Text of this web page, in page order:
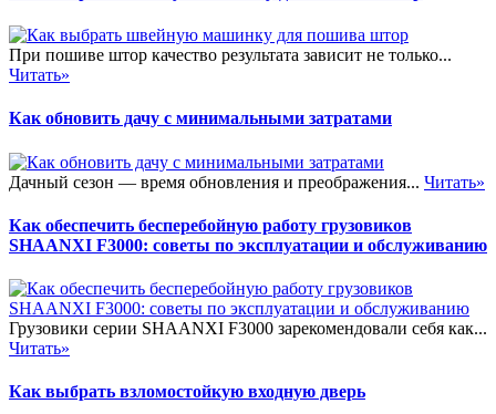
При пошиве штор качество результата зависит не только...
Читать»
Как обновить дачу с минимальными затратами
Дачный сезон — время обновления и преображения... Читать»
Как обеспечить бесперебойную работу грузовиков
SHAANXI F3000: советы по эксплуатации и обслуживанию
Грузовики серии SHAANXI F3000 зарекомендовали себя как...
Читать»
Как выбрать взломостойкую входную дверь